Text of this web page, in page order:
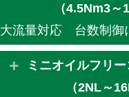
（4.5Nm3～
大流量対応 台数制御
ミニオイルフリ
（2NL～